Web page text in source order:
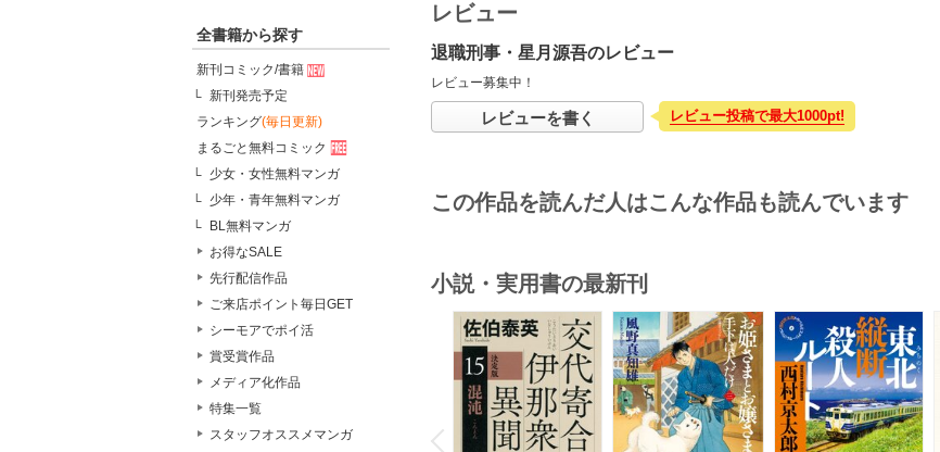
全書籍から探す
新刊コミック/書籍
新刊発売予定
ランキング(毎日更新)
まるごと無料コミック
少女・女性無料マンガ
少年・青年無料マンガ
BL無料マンガ
お得なSALE
先行配信作品
ご来店ポイント毎日GET
シーモアでポイ活
賞受賞作品
メディア化作品
特集一覧
スタッフオススメマンガ
レビュー
退職刑事・星月源吾のレビュー
レビュー募集中！
レビューを書く レビュー投稿で最大1000pt!
この作品を読んだ人はこんな作品も読んでいます
小説・実用書の最新刊
P
r
e
i
o
u
s